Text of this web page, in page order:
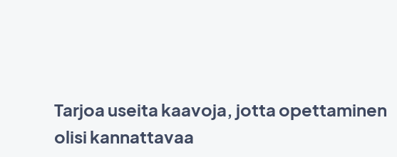
Tarjoa useita kaavoja, jotta opettaminen
olisi kannattavaa